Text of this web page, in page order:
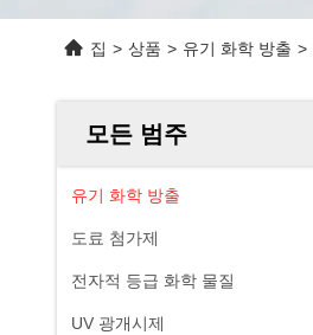
집 > 상품 > 유기 화학 방출 >
모든 범주
유기 화학 방출
도료 첨가제
전자적 등급 화학 물질
UV 광개시제